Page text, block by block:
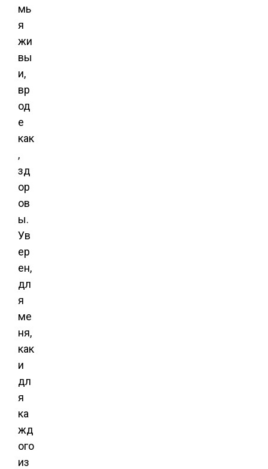
мь
я
жи
вы
и,
вр
од
е
как
,
зд
ор
ов
ы.
Ув
ер
ен,
дл
я
ме
ня,
как
и
дл
я
ка
жд
ого
из